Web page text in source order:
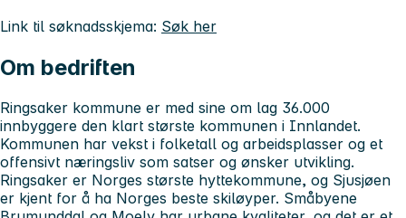
Link til søknadsskjema: Søk her
Om bedriften
Ringsaker kommune er med sine om lag 36.000
innbyggere den klart største kommunen i Innlandet.
Kommunen har vekst i folketall og arbeidsplasser og et
offensivt næringsliv som satser og ønsker utvikling.
Ringsaker er Norges største hyttekommune, og Sjusjøen
er kjent for å ha Norges beste skiløyper. Småbyene